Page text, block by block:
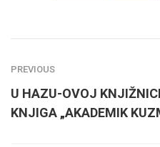
PREVIOUS
U HAZU-OVOJ
KNJIGA „AKADEMIK